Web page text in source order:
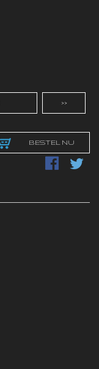
>>
BESTEL NU